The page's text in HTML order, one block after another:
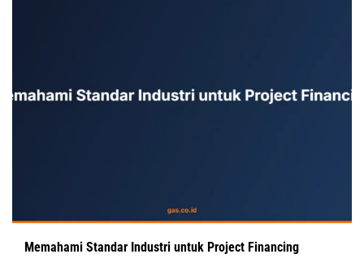
Memahami Standar Industri untuk Project Financing